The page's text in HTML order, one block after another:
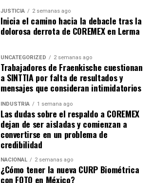
JUSTICIA 2 semanas ago
Inicia el camino hacia la debacle tras la
dolorosa derrota de COREMEX en Lerma
UNCATEGORIZED 2 semanas ago
Trabajadores de Fraenkische cuestionan
a SINTTIA por falta de resultados y
mensajes que consideran intimidatorios
INDUSTRIA 1 semana ago
Las dudas sobre el respaldo a COREMEX
dejan de ser aisladas y comienzan a
convertirse en un problema de
credibilidad
NACIONAL 2 semanas ago
¿Cómo tener la nueva CURP Biométrica
con FOTO en México?